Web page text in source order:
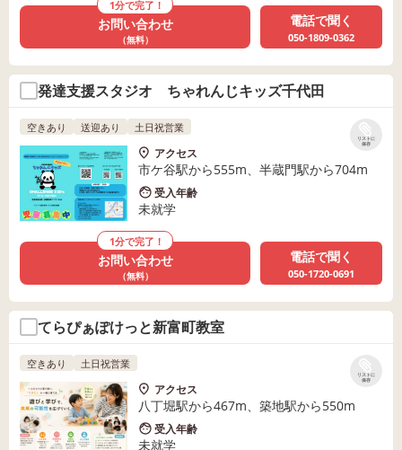
1分で完了！
お問い合わせ
（無料）
電話で聞く
050-1809-0362
発達支援スタジオ ちゃれんじキッズ千代田
リストに
保存
空きあり 送迎あり 土日祝営業
アクセス
市ケ谷駅から555m、半蔵門駅から704m
受入年齢
未就学
1分で完了！
お問い合わせ
（無料）
電話で聞く
050-1720-0691
てらぴぁぽけっと新富町教室
リストに
保存
空きあり 土日祝営業
アクセス
八丁堀駅から467m、築地駅から550m
受入年齢
未就学